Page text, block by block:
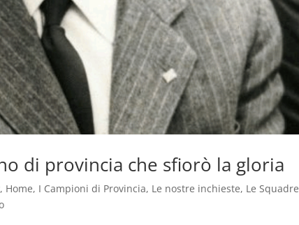
di provincia che sfiorò la gloria
, Home, I Campioni di Provincia, Le nostre inchieste, Le Squadre